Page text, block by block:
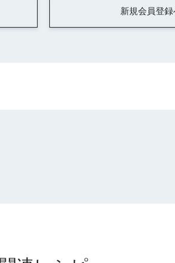
新規会員登録